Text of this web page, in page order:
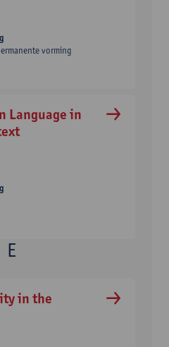
vorming
Language in
in the